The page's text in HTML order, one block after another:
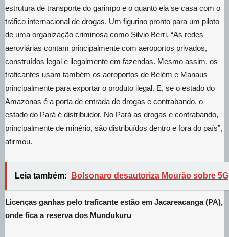
estrutura de transporte do garimpo e o quanto ela se casa com o
tráfico internacional de drogas. Um figurino pronto para um piloto
de uma organização criminosa como Silvio Berri. “As redes
aeroviárias contam principalmente com aeroportos privados,
construídos legal e ilegalmente em fazendas. Mesmo assim, os
traficantes usam também os aeroportos de Belém e Manaus
principalmente para exportar o produto ilegal. E, se o estado do
Amazonas é a porta de entrada de drogas e contrabando, o
estado do Pará é distribuidor. No Pará as drogas e contrabando,
principalmente de minério, são distribuídos dentro e fora do país”,
afirmou.
Leia também: Bolsonaro desautoriza Mourão sobre 5G
Licenças ganhas pelo traficante estão em Jacareacanga (PA),
onde fica a reserva dos Mundukuru